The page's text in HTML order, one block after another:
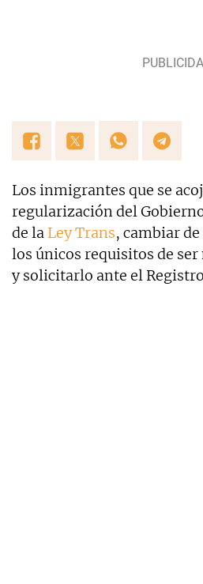
Los inmigrantes que se
regularización del
de la Ley Trans, cambiar de
los únicos requisitos de ser
y solicitarlo ante el